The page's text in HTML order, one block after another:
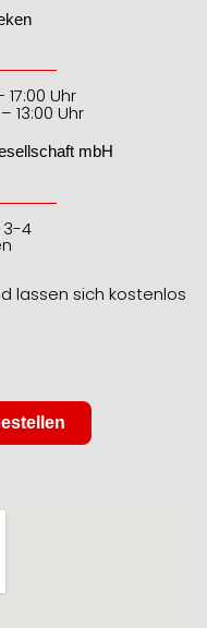
Uhr
13:00 Uhr
mbH
3-4
lassen sich kostenlos